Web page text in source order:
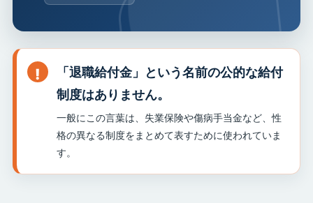
「退職給付金」という名前の公的な給付
制度はありません。
一般にこの言葉は、失業保険や傷病手当金など、性
格の異なる制度をまとめて表すために使われていま
す。